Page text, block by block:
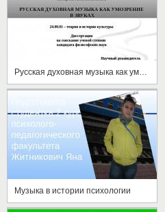
Музыка в истории психологии